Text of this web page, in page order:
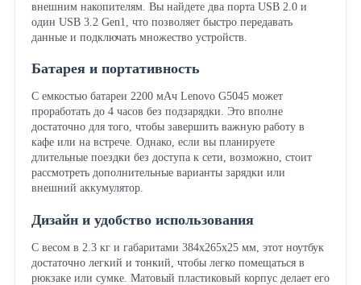
внешним накопителям. Вы найдете два порта USB 2.0 и
один USB 3.2 Gen1, что позволяет быстро передавать
данные и подключать множество устройств.
Батарея и портативность
С емкостью батареи 2200 мАч Lenovo G5045 может
проработать до 4 часов без подзарядки. Это вполне
достаточно для того, чтобы завершить важную работу в
кафе или на встрече. Однако, если вы планируете
длительные поездки без доступа к сети, возможно, стоит
рассмотреть дополнительные варианты зарядки или
внешний аккумулятор.
Дизайн и удобство использования
С весом в 2.3 кг и габаритами 384x265x25 мм, этот ноутбук
достаточно легкий и тонкий, чтобы легко помещаться в
рюкзаке или сумке. Матовый пластиковый корпус делает его